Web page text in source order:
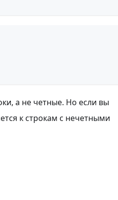
а не четные. Но если вы
к строкам с нечетными